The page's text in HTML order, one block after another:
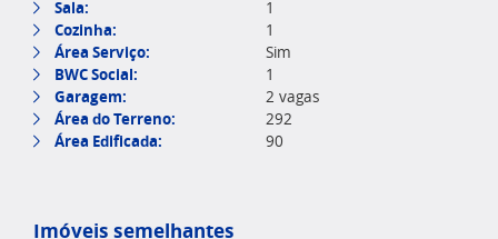
Sala: 1
Cozinha: 1
Área Serviço: Sim
BWC Social: 1
Garagem: 2 vagas
Área do Terreno: 292
Área Edificada: 90
Imóveis semelhantes